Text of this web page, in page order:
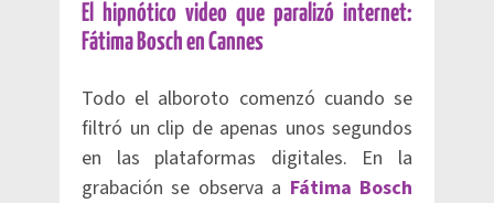
El hipnótico video que paralizó internet:
Fátima Bosch en Cannes
Todo el alboroto comenzó cuando se
filtró un clip de apenas unos segundos
en las plataformas digitales. En la
grabación se observa a Fátima Bosch